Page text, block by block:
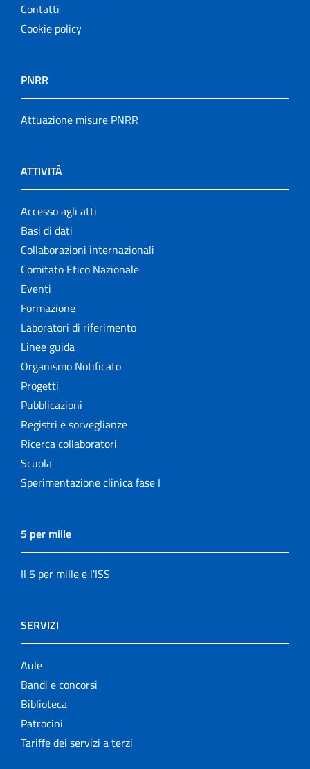
Contatti
Cookie policy
PNRR
Attuazione misure PNRR
ATTIVITÀ
Accesso agli atti
Basi di dati
Collaborazioni internazionali
Comitato Etico Nazionale
Eventi
Formazione
Laboratori di riferimento
Linee guida
Organismo Notificato
Progetti
Pubblicazioni
Registri e sorveglianze
Ricerca collaboratori
Scuola
Sperimentazione clinica fase I
5 per mille
Il 5 per mille e l'ISS
SERVIZI
Aule
Bandi e concorsi
Biblioteca
Patrocini
Tariffe dei servizi a terzi